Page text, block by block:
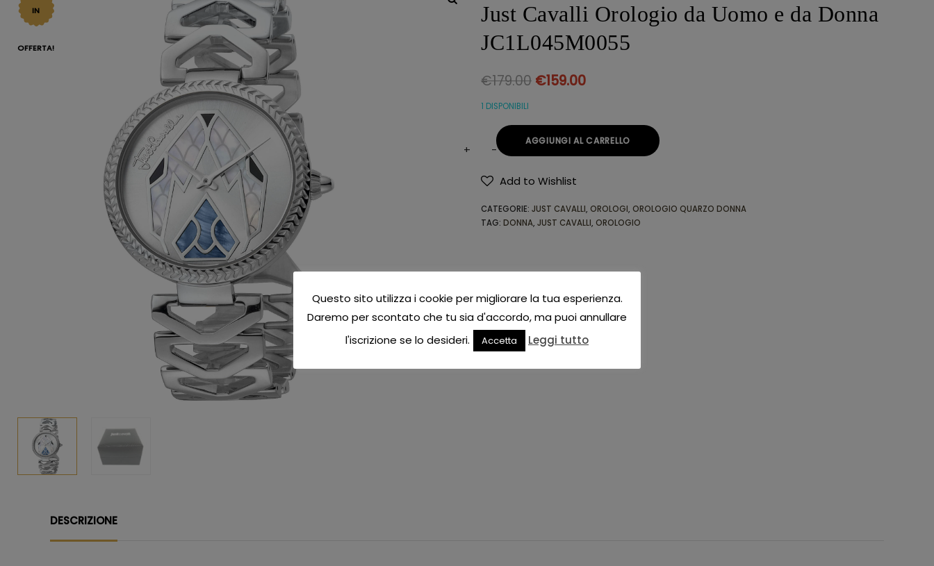
IN
OFFERTA!
Just Cavalli Orologio da Uomo e da Donna
JC1L045M0055
€179.00 €159.00
1 DISPONIBILI
AGGIUNGI AL CARRELLO
Add to Wishlist
CATEGORIE: JUST CAVALLI, OROLOGI, OROLOGIO QUARZO DONNA
TAG: DONNA, JUST CAVALLI, OROLOGIO
DESCRIZIONE
Questo sito utilizza i cookie per migliorare la tua esperienza.
Daremo per scontato che tu sia d'accordo, ma puoi annullare
l'iscrizione se lo desideri.
Accetta Leggi tutto